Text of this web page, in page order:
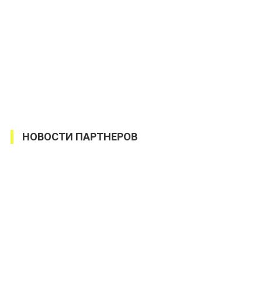
НОВОСТИ ПАРТНЕРОВ